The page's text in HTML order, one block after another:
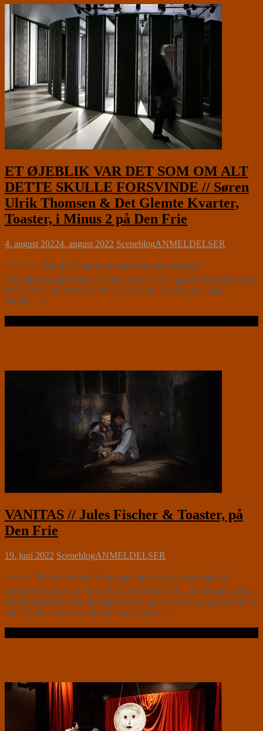
ET ØJEBLIK VAR DET SOM OM ALT
DETTE SKULLE FORSVINDE // Søren
Ulrik Thomsen & Det Glemte Kvarter,
Toaster, i Minus 2 på Den Frie
4. august 20224. august 2022 SceneblogANMELDELSER
⭐⭐⭐⭐⭐ ”Mit liv fylder for meget til det her værelse”
Udstillingsrummet Minus 2 føles som et af de gamle Peep Shows på
New Yorks 42nd street i 80’erne, med en stor ring af smalle,
dårligt[…]
VANITAS // Jules Fischer & Toaster, på
Den Frie
19. juni 2022 SceneblogANMELDELSER
⭐⭐⭐⭐ ”Dont be afraid” Forgængelighed og forfængelighed
kæmper om pladsen i Jules Fischers VANITAS – et uomgængeligt
tværkunstnerisk værk der taler ind i en queer verden, men berører os
alle. Matilde Böchers sakrale toner fylder[…]